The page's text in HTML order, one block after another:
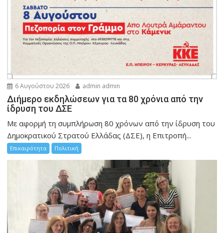
6 Αυγούστου 2026 admin admin
Διήμερο εκδηλώσεων για τα 80 χρόνια από την
ίδρυση του ΔΣΕ
Με αφορμή τη συμπλήρωση 80 χρόνων από την ίδρυση του
Δημοκρατικού Στρατού Ελλάδας (ΔΣΕ), η Επιτροπή...
Επικαιρότητα Πολιτική